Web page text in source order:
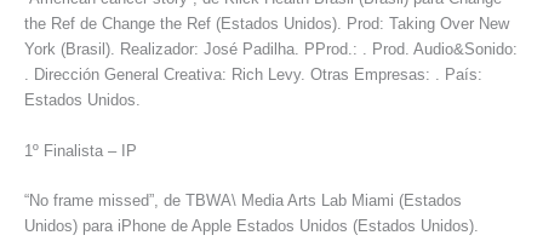
the Ref de Change the Ref (Estados Unidos). Prod: Taking Over New
York (Brasil). Realizador: José Padilha. PProd.: . Prod. Audio&Sonido:
. Dirección General Creativa: Rich Levy. Otras Empresas: . País:
Estados Unidos.
1º Finalista – IP
“No frame missed”, de TBWA\ Media Arts Lab Miami (Estados
Unidos) para iPhone de Apple Estados Unidos (Estados Unidos).